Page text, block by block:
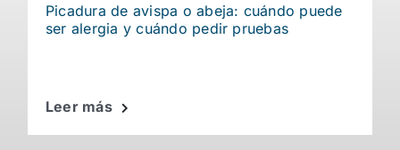
Picadura de avispa o abeja: cuándo puede
ser alergia y cuándo pedir pruebas
Leer más